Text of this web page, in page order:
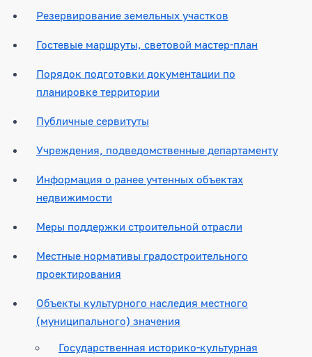
Резервирование земельных участков
Гостевые маршруты, световой мастер-план
Порядок подготовки документации по
планировке территории
Публичные сервитуты
Учреждения, подведомственные департаменту
Информация о ранее учтенных объектах
недвижимости
Меры поддержки строительной отрасли
Местные нормативы градостроительного
проектирования
Объекты культурного наследия местного
(муниципального) значения
Государственная историко-культурная